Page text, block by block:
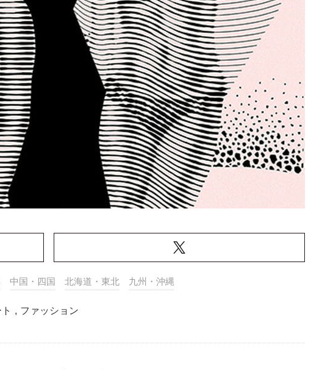
中国・四国 北海道・東北 九州・沖縄
, ファッション